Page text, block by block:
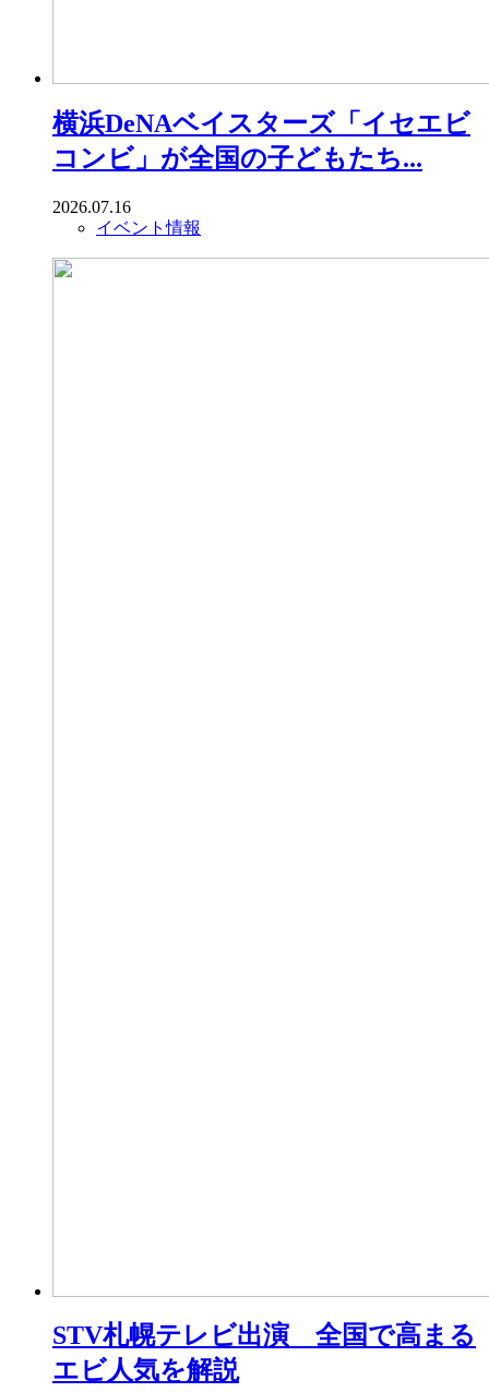
横浜DeNAベイスターズ「イセエビ
コンビ」が全国の子どもたち...
2026.07.16
イベント情報
STV札幌テレビ出演 全国で高まる
エビ人気を解説